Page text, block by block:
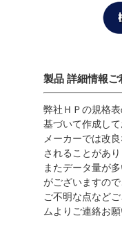
製品 詳細情報ご
弊社ＨＰの規格
基づいて作成して
メーカーでは改
されることがあり
またデータ量が
がございますので
ご不明な点など
ムよりご連絡お願